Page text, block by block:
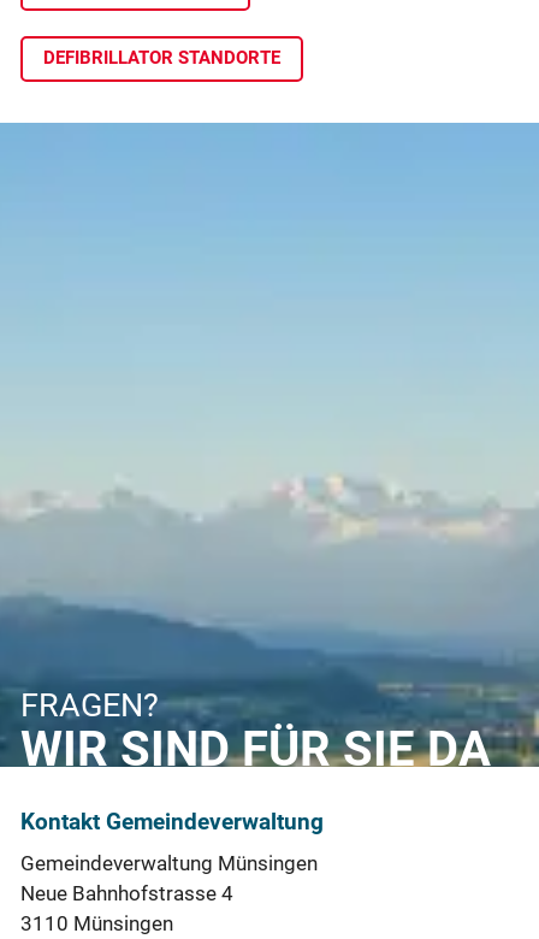
DEFIBRILLATOR STANDORTE
FRAGEN?
WIR SIND FÜR SIE DA
Kontakt Gemeindeverwaltung
Gemeindeverwaltung Münsingen
Neue Bahnhofstrasse 4
3110 Münsingen